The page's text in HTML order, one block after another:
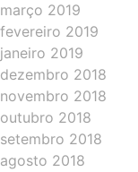
março 2019
fevereiro 2019
janeiro 2019
dezembro 2018
novembro 2018
outubro 2018
setembro 2018
agosto 2018